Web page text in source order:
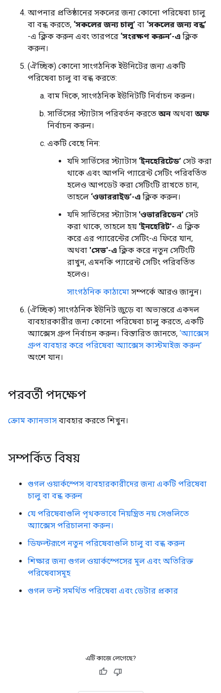
আপনার প্রতিষ্ঠানের সকলের জন্য কোনো পরিষেবা চালু
বা বন্ধ করতে, ‘সকলের জন্য চালু’ বা ‘সকলের জন্য বন্ধ’
-এ ক্লিক করুন এবং তারপরে ‘সংরক্ষণ করুন’-এ ক্লিক
করুন।
(ঐচ্ছিক) কোনো সাংগঠনিক ইউনিটের জন্য একটি
পরিষেবা চালু বা বন্ধ করতে:
বাম দিকে, সাংগঠনিক ইউনিটটি নির্বাচন করুন।
সার্ভিসের স্ট্যাটাস পরিবর্তন করতে অন অথবা অফ
নির্বাচন করুন।
একটি বেছে নিন:
যদি সার্ভিসের স্ট্যাটাস ‘ইনহেরিটেড’ সেট করা
থাকে এবং আপনি প্যারেন্ট সেটিং পরিবর্তিত
হলেও আপডেট করা সেটিংটি রাখতে চান,
তাহলে ‘ওভাররাইড’-এ ক্লিক করুন।
যদি সার্ভিসের স্ট্যাটাস 'ওভাররিডেন' সেট
করা থাকে, তাহলে হয় 'ইনহেরিট'- এ ক্লিক
করে এর প্যারেন্টের সেটিং-এ ফিরে যান,
অথবা 'সেভ'-এ ক্লিক করে নতুন সেটিংটি
রাখুন, এমনকি প্যারেন্ট সেটিং পরিবর্তিত
হলেও।
সাংগঠনিক কাঠামো সম্পর্কে আরও জানুন।
(ঐচ্ছিক) সাংগঠনিক ইউনিট জুড়ে বা অভ্যন্তরে একদল
ব্যবহারকারীর জন্য কোনো পরিষেবা চালু করতে, একটি
অ্যাক্সেস গ্রুপ নির্বাচন করুন। বিস্তারিত জানতে, ‘অ্যাক্সেস
গ্রুপ ব্যবহার করে পরিষেবা অ্যাক্সেস কাস্টমাইজ করুন’
অংশে যান।
পরবর্তী পদক্ষেপ
ক্রোম ক্যানভাস ব্যবহার করতে শিখুন।
সম্পর্কিত বিষয়
গুগল ওয়ার্কস্পেস ব্যবহারকারীদের জন্য একটি পরিষেবা
চালু বা বন্ধ করুন
যে পরিষেবাগুলি পৃথকভাবে নিয়ন্ত্রিত নয় সেগুলিতে
অ্যাক্সেস পরিচালনা করুন।
ডিফল্টরূপে নতুন পরিষেবাগুলি চালু বা বন্ধ করুন
শিক্ষার জন্য গুগল ওয়ার্কস্পেসের মূল এবং অতিরিক্ত
পরিষেবাসমূহ
গুগল ভল্ট সমর্থিত পরিষেবা এবং ডেটার প্রকার
এটি কাজে লেগেছে?